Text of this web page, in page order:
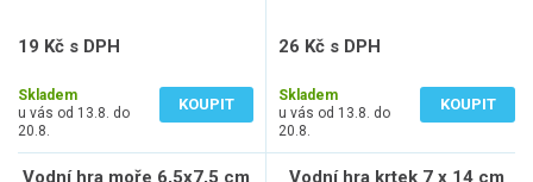
19 Kč s DPH
Skladem
u vás od 13.8. do
20.8.
KOUPIT
26 Kč s DPH
Skladem
u vás od 13.8. do
20.8.
KOUPIT
Vodní hra moře 6,5x7,5 cm Vodní hra krtek 7 x 14 cm